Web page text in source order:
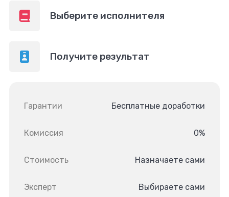
Выберите исполнителя
Получите результат
Гарантии Бесплатные доработки
Комиссия 0%
Стоимость Назначаете сами
Эксперт Выбираете сами